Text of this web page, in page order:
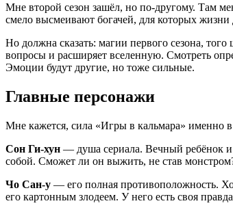
Мне второй сезон зашёл, но по-другому. Там
смело высмеивают богачей, для которых
Но должна сказать: магии первого сезона,
вопросы и расширяет вселенную. Смотреть
Эмоции будут другие, но тоже сильные.
Главные персонажи
Мне кажется, сила «Игры в кальмара» именно
Сон Ги-хун — душа сериала. Вечный ребёнок и
собой. Сможет ли он выжить, не став
Чо Сан-у — его полная противоположность.
его картонным злодеем. У него есть своя